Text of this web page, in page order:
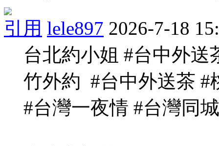
引用 lele897 2026-7-18
台北約小姐 #台中外送
竹外約 #台中外送茶 #
#台灣一夜情 #台灣同